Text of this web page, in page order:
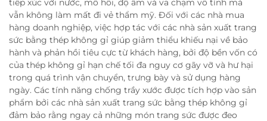
tiếp xúc với nước, mồ hôi, độ ẩm và va chạm vô tình mà
vẫn không làm mất đi vẻ thẩm mỹ. Đối với các nhà mua
hàng doanh nghiệp, việc hợp tác với các nhà sản xuất trang
sức bằng thép không gỉ giúp giảm thiểu khiếu nại về bảo
hành và phản hồi tiêu cực từ khách hàng, bởi độ bền vốn có
của thép không gỉ hạn chế tối đa nguy cơ gãy vỡ và hư hại
trong quá trình vận chuyển, trưng bày và sử dụng hàng
ngày. Các tính năng chống trầy xước được tích hợp vào sản
phẩm bởi các nhà sản xuất trang sức bằng thép không gỉ
đảm bảo rằng ngay cả những món trang sức được đeo